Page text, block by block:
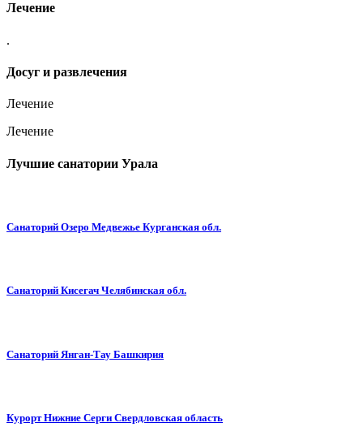
Лечение
.
Досуг и развлечения
Лечение
Лечение
Лучшие санатории Урала
Санаторий Озеро Медвежье Курганская обл.
Санаторий Кисегач Челябинская обл.
Санаторий Янган-Тау Башкирия
Курорт Нижние Серги Свердловская область